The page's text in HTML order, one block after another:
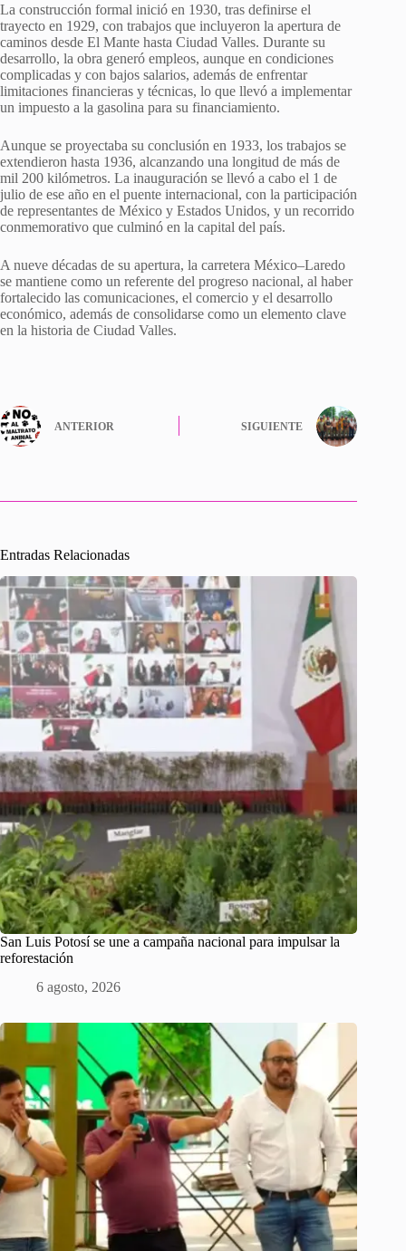
La construcción formal inició en 1930, tras definirse el
trayecto en 1929, con trabajos que incluyeron la apertura de
caminos desde El Mante hasta Ciudad Valles. Durante su
desarrollo, la obra generó empleos, aunque en condiciones
complicadas y con bajos salarios, además de enfrentar
limitaciones financieras y técnicas, lo que llevó a implementar
un impuesto a la gasolina para su financiamiento.
Aunque se proyectaba su conclusión en 1933, los trabajos se
extendieron hasta 1936, alcanzando una longitud de más de
mil 200 kilómetros. La inauguración se llevó a cabo el 1 de
julio de ese año en el puente internacional, con la participación
de representantes de México y Estados Unidos, y un recorrido
conmemorativo que culminó en la capital del país.
A nueve décadas de su apertura, la carretera México–Laredo
se mantiene como un referente del progreso nacional, al haber
fortalecido las comunicaciones, el comercio y el desarrollo
económico, además de consolidarse como un elemento clave
en la historia de Ciudad Valles.
ANTERIOR SIGUIENTE
Entradas Relacionadas
San Luis Potosí se une a campaña nacional para impulsar la
reforestación
6 agosto, 2026